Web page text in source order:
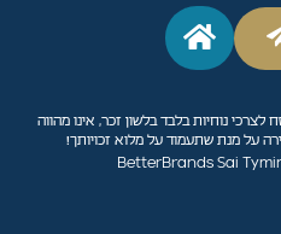
נוחיות בלבד בלשון זכר, אינו מהווה
על מנת שתעמוד על מלוא זכויותך!